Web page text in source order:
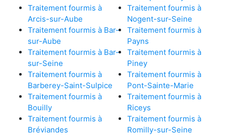
Traitement fourmis à
Arcis-sur-Aube
Traitement fourmis à Bar-
sur-Aube
Traitement fourmis à Bar-
sur-Seine
Traitement fourmis à
Barberey-Saint-Sulpice
Traitement fourmis à
Bouilly
Traitement fourmis à
Bréviandes
Traitement fourmis à
Nogent-sur-Seine
Traitement fourmis à
Payns
Traitement fourmis à
Piney
Traitement fourmis à
Pont-Sainte-Marie
Traitement fourmis à
Riceys
Traitement fourmis à
Romilly-sur-Seine